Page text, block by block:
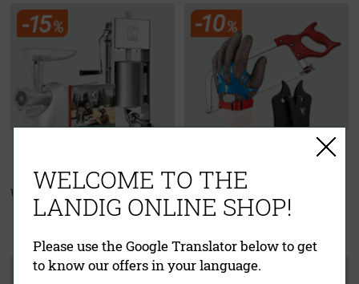
Wurster Starter Set
Zerwirkset
"Für echte Jäger"
WELCOME TO THE
LANDIG ONLINE SHOP!
Please use the Google Translator below to get
to know our offers in your language.